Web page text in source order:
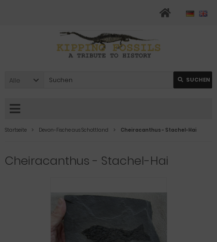
Alle SUCHEN
Startseite Devon-Fische aus Schottland Cheiracanthus - Stachel-Hai
Cheiracanthus - Stachel-Hai